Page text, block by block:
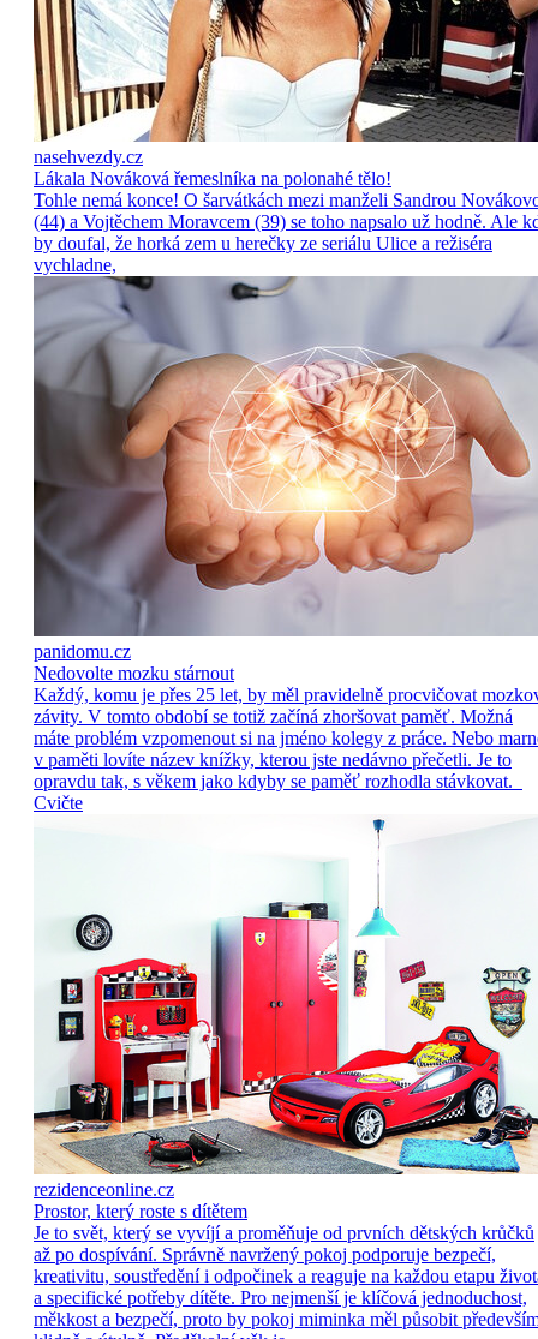
nasehvezdy.cz
Lákala Nováková řemeslníka na polonahé tělo!
Tohle nemá konce! O šarvátkách mezi manželi Sandrou
(44) a Vojtěchem Moravcem (39) se toho napsalo už hodně. Ale
by doufal, že horká zem u herečky ze seriálu Ulice a režiséra
vychladne,
panidomu.cz
Nedovolte mozku stárnout
Každý, komu je přes 25 let, by měl pravidelně procvičovat
závity. V tomto období se totiž začíná zhoršovat paměť. Možná
máte problém vzpomenout si na jméno kolegy z práce. Nebo
v paměti lovíte název knížky, kterou jste nedávno přečetli. Je to
opravdu tak, s věkem jako kdyby se paměť rozhodla stávkovat.
Cvičte
rezidenceonline.cz
Prostor, který roste s dítětem
Je to svět, který se vyvíjí a proměňuje od prvních dětských krůčků
až po dospívání. Správně navržený pokoj podporuje bezpečí,
kreativitu, soustředění i odpočinek a reaguje na každou etapu
a specifické potřeby dítěte. Pro nejmenší je klíčová jednoduchost,
měkkost a bezpečí, proto by pokoj miminka měl působit